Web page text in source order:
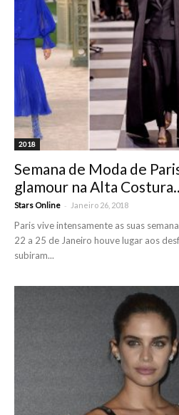
2018
Semana de Moda de
glamour na Alta
Stars Online - Janeiro 26, 2018
Paris vive intensamente as suas
22 a 25 de Janeiro houve lugar aos
subiram...